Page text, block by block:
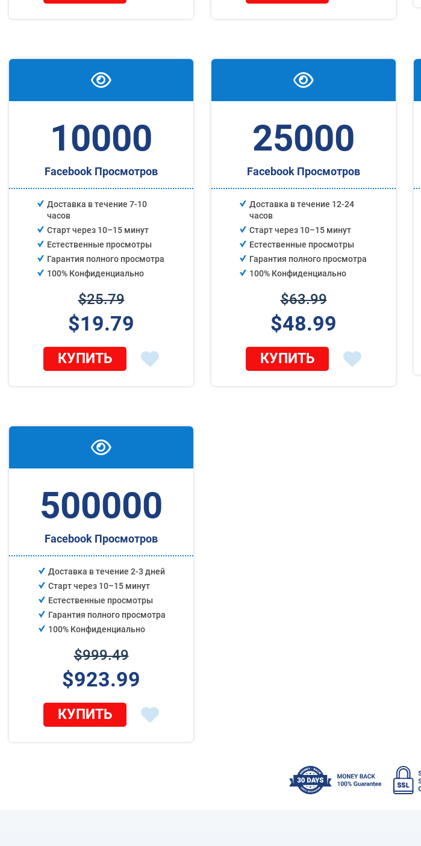
10000
Facebook Просмотров
Доставка в течение 7-10
часов
Старт через 10–15 минут
Естественные просмотры
Гарантия полного просмотра
100% Конфиденциально
$25.79
$19.79
КУПИТЬ
25000
Facebook Просмотров
Доставка в течение 12-24
часов
Старт через 10–15 минут
Естественные просмотры
Гарантия полного просмотра
100% Конфиденциально
$63.99
$48.99
КУПИТЬ
500000
Facebook Просмотров
Доставка в течение 2-3 дней
Старт через 10–15 минут
Естественные просмотры
Гарантия полного просмотра
100% Конфиденциально
$999.49
$923.99
КУПИТЬ